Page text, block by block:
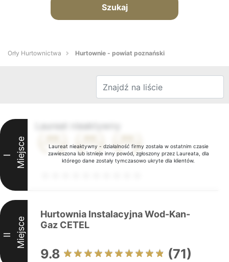
Szukaj
Orły Hurtownictwa Hurtownie - powiat poznański
Laureat nieaktywny - działalność firmy została w ostatnim czasie
zawieszona lub istnieje inny powód, zgłoszony przez Laureata, dla
którego dane zostały tymczasowo ukryte dla klientów.
I Miejsce
II Miejsce
Hurtownia Instalacyjna Wod-Kan-
Gaz CETEL
9.8 (71)